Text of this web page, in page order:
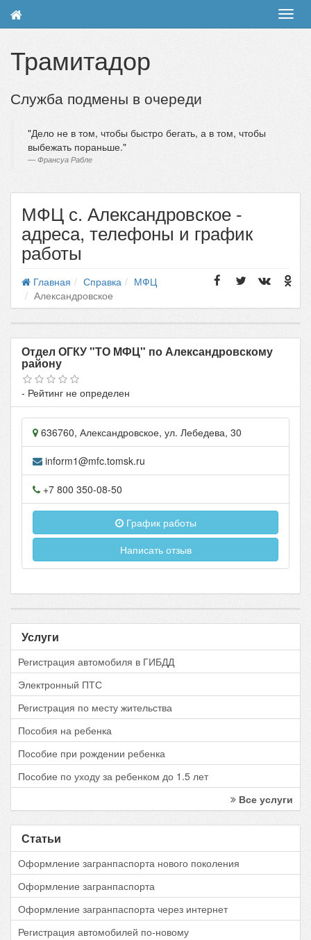
Трамитадор
Служба подмены в очереди
Дело не в том, чтобы быстро бегать, а в том, чтобы
выбежать пораньше.
Франсуа Рабле
МФЦ с. Александровское -
адреса, телефоны и график
работы
Главная Справка
МФЦ
Александровское
Отдел ОГКУ "ТО МФЦ" по Александровскому
району
- Рейтинг не определен
636760, Александровское, ул. Лебедева, 30
inform1@mfc.tomsk.ru
+7 800 350-08-50
График работы
Написать отзыв
Услуги
Регистрация автомобиля в ГИБДД
Электронный ПТС
Регистрация по месту жительства
Пособия на ребенка
Пособие при рождении ребенка
Пособие по уходу за ребенком до 1.5 лет
Все услуги
Статьи
Оформление загранпаспорта нового поколения
Оформление загранпаспорта
Оформление загранпаспорта через интернет
Регистрация автомобилей по-новому